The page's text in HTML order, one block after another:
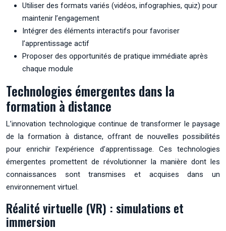
Utiliser des formats variés (vidéos, infographies, quiz) pour
maintenir l’engagement
Intégrer des éléments interactifs pour favoriser
l’apprentissage actif
Proposer des opportunités de pratique immédiate après
chaque module
Technologies émergentes dans la
formation à distance
L’innovation technologique continue de transformer le paysage
de la formation à distance, offrant de nouvelles possibilités
pour enrichir l’expérience d’apprentissage. Ces technologies
émergentes promettent de révolutionner la manière dont les
connaissances sont transmises et acquises dans un
environnement virtuel.
Réalité virtuelle (VR) : simulations et
immersion